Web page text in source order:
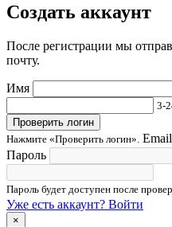
Создать аккаунт
После регистрации мы
почту.
Имя
3-
Проверить логин
Нажмите «Проверить логин». Email
Пароль
Пароль будет доступен после
Уже есть аккаунт? Войти
×